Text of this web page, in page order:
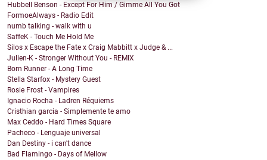
Hubbell Benson - Except For Him / Gimme All You Got
FormoeAlways - Radio Edit
numb talking - walk with u
SaffeK - Touch Me Hold Me
Silos x Escape the Fate x Craig Mabbitt x Judge & ...
Julien-K - Stronger Without You - REMIX
Born Runner - A Long Time
Stella Starfox - Mystery Guest
Rosie Frost - Vampires
Ignacio Rocha - Ladren Réquiems
Cristhian garcia - Simplemente te amo
Max Ceddo - Hard Times Square
Pacheco - Lenguaje universal
Dan Destiny - i can't dance
Bad Flamingo - Days of Mellow